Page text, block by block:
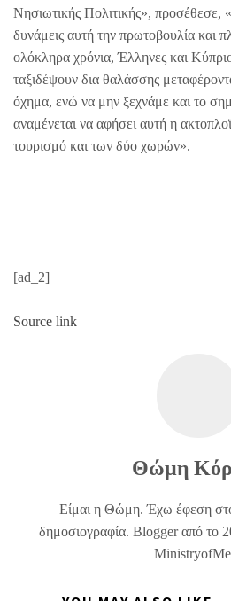
Νησιωτικής Πολιτικής», προσέθεσε,
δυνάμεις αυτή την πρωτοβουλία και
ολόκληρα χρόνια, Έλληνες και
ταξιδέψουν δια θαλάσσης
όχημα, ενώ να μην ξεχνάμε και το
αναμένεται να αφήσει αυτή η
τουρισμό και των δύο χωρών».
[ad_2]
Source link
Θώμη
Είμαι η Θώμη. Έχω έφεση
δημοσιογραφία. Blogger από το